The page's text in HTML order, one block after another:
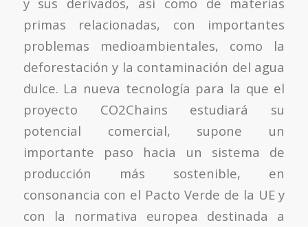
primas relacionadas, con importantes
problemas medioambientales, como la
deforestación y la contaminación del agua
dulce. La nueva tecnología para la que el
proyecto CO2Chains estudiará su
potencial comercial, supone un
importante paso hacia un sistema de
producción más sostenible, en
consonancia con el Pacto Verde de la UE y
con la normativa europea destinada a